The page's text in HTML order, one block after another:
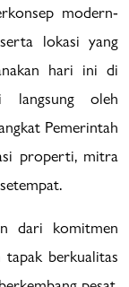
modern-
lokasi yang
hari ini di
langsung oleh
Pemerintah
properti, mitra
dari komitmen
tapak berkualitas